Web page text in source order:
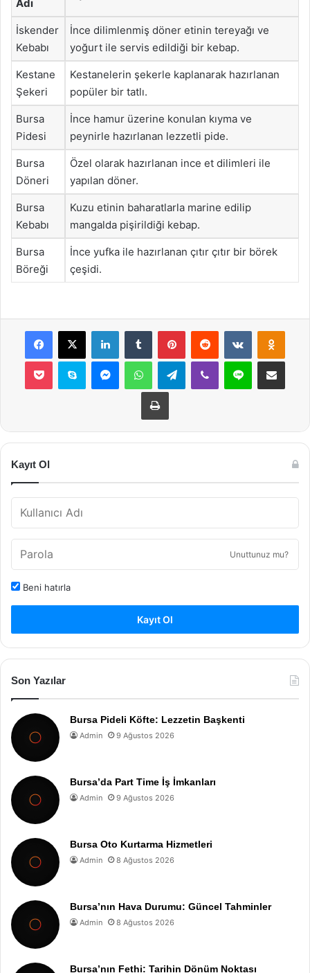
Adı
İskender
Kebabı
İnce dilimlenmiş döner etinin tereyağı ve
yoğurt ile servis edildiği bir kebap.
Kestane
Şekeri
Kestanelerin şekerle kaplanarak hazırlanan
popüler bir tatlı.
Bursa
Pidesi
İnce hamur üzerine konulan kıyma ve
peynirle hazırlanan lezzetli pide.
Bursa
Döneri
Özel olarak hazırlanan ince et dilimleri ile
yapılan döner.
Bursa
Kebabı
Kuzu etinin baharatlarla marine edilip
mangalda pişirildiği kebap.
Bursa
Böreği
İnce yufka ile hazırlanan çıtır çıtır bir börek
çeşidi.
Facebook
X LinkedInTumblr PinterestReddit VKontakte
Pocket Skype MessengerWhatsAppTelegramViber Line E-Posta ile
Yazdır
Kayıt Ol
Unuttunuz mu?
Beni hatırla
Kayıt Ol
Son Yazılar
Bursa Pideli Köfte: Lezzetin Başkenti
Admin 9 Ağustos 2026
Bursa’da Part Time İş İmkanları
Admin 9 Ağustos 2026
Bursa Oto Kurtarma Hizmetleri
Admin 8 Ağustos 2026
Bursa’nın Hava Durumu: Güncel Tahminler
Admin 8 Ağustos 2026
Bursa’nın Fethi: Tarihin Dönüm Noktası